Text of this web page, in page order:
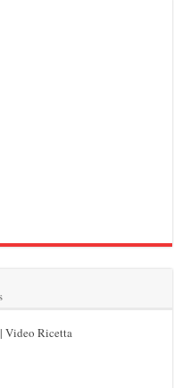
Video Ricetta